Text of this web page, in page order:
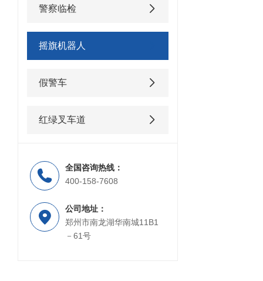
警察临检
摇旗机器人
假警车
红绿叉车道
全国咨询热线：
400-158-7608
公司地址：
郑州市南龙湖华南城11B1
－61号